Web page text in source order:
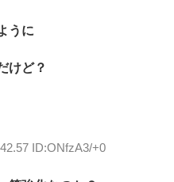
うに
けど？
ID:ONfzA3/+0